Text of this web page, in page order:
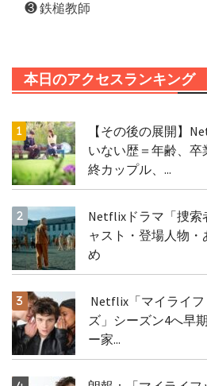
❸ 鉄槌教師
本日のアクセスランキング
【その後の展開】
いない歴＝年齢、
終カップル、...
Netflixドラマ「捜索
ャスト・登場人物
め
Netflix「マイライ
ズ」シーズン4へ早
ー家...